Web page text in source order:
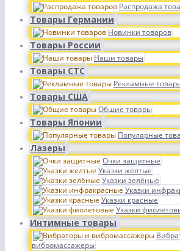
Распродажа
Товары Германии
Новинки товаров
Товары России
Наши товары
Товары СТС
Рекламные
Товары США
Общие товары
Товары Японии
Популярные
Лазеры
Очки защитные
Указки желтые
Указки зелёные
Указки
Указки красные
Указки
Интимные товары
вибромассажеры